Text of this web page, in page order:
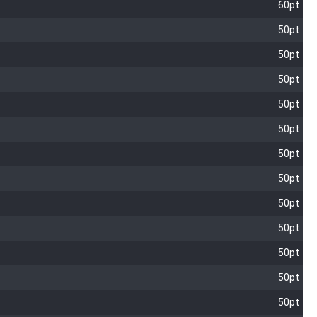
60pt
50pt
50pt
50pt
50pt
50pt
50pt
50pt
50pt
50pt
50pt
50pt
50pt